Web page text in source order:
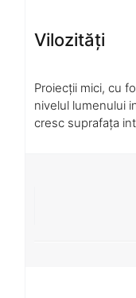
Vilozități
Proiecții mici, cu
nivelul lumenului
cresc suprafața